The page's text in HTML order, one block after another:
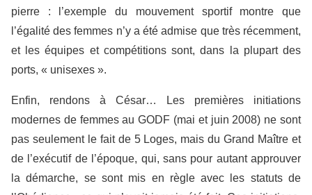
pierre : l’exemple du mouvement sportif montre que
l’égalité des femmes n’y a été admise que très récemment,
et les équipes et compétitions sont, dans la plupart des
ports, « unisexes ».
Enfin, rendons à César… Les premières initiations
modernes de femmes au GODF (mai et juin 2008) ne sont
pas seulement le fait de 5 Loges, mais du Grand Maître et
de l’exécutif de l’époque, qui, sans pour autant approuver
la démarche, se sont mis en règle avec les statuts de